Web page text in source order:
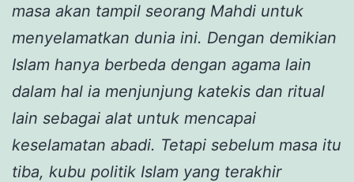
masa akan tampil seorang Mahdi untuk
menyelamatkan dunia ini. Dengan demikian
Islam hanya berbeda dengan agama lain
dalam hal ia menjunjung katekis dan ritual
lain sebagai alat untuk mencapai
keselamatan abadi. Tetapi sebelum masa itu
tiba, kubu politik Islam yang terakhir